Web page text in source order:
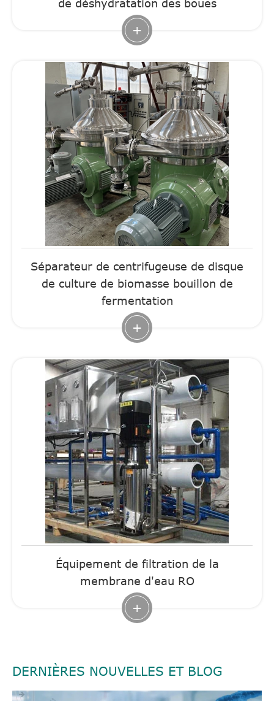
de déshydratation des boues
+
Séparateur de centrifugeuse de disque
de culture de biomasse bouillon de
fermentation
+
Équipement de filtration de la
membrane d'eau RO
+
DERNIÈRES NOUVELLES ET BLOG